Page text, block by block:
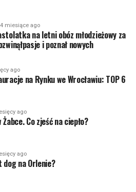
4 miesiące ago
na letni obóz młodzieżowy za
i poznał nowych
ago
na Rynku we Wrocławiu: TOP 6
ago
Żabce. Co zjeść na ciepło?
ago
na Orlenie?